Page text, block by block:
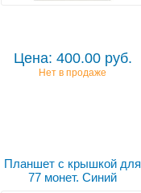
Цена: 400.00 руб.
Нет в продаже
Планшет с крышкой для
77 монет. Синий